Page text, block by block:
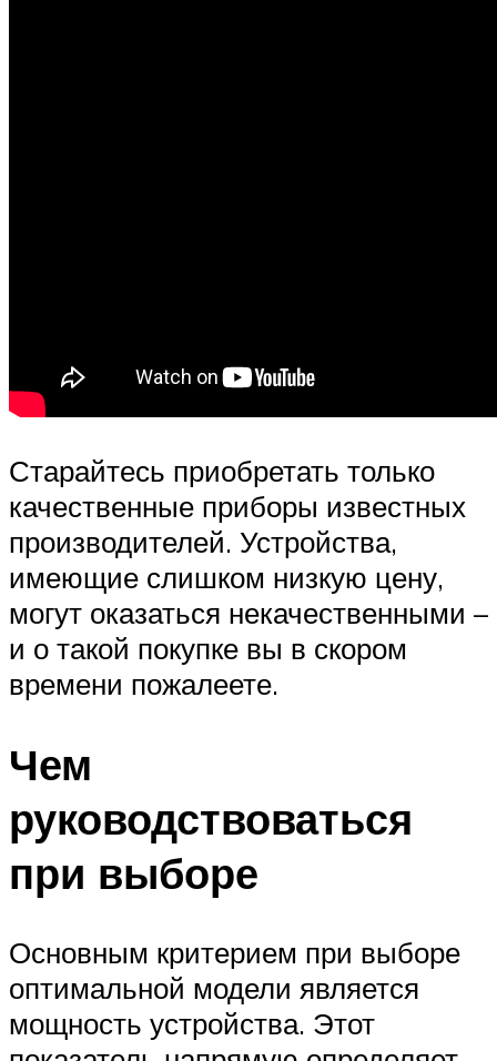
Старайтесь приобретать только
качественные приборы известных
производителей. Устройства,
имеющие слишком низкую цену,
могут оказаться некачественными –
и о такой покупке вы в скором
времени пожалеете.
Чем
руководствоваться
при выборе
Основным критерием при выборе
оптимальной модели является
мощность устройства. Этот